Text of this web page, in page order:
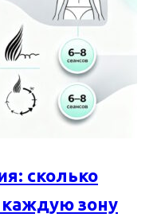
сколько
каждую зону